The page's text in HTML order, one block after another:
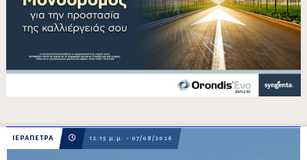
ΙΕΡΑΠΕΤΡΑ 12:15 μ.μ. - 07/08/2026